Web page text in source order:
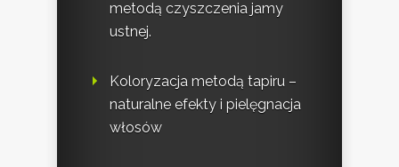
metodą czyszczenia jamy
ustnej.
Koloryzacja metodą tapiru –
naturalne efekty i pielęgnacja
włosów